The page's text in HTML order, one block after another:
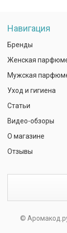
Навигация
Бренды
Женская
Мужская
Уход и гигиена
Статьи
Видео-обзоры
О магазине
Отзывы
©